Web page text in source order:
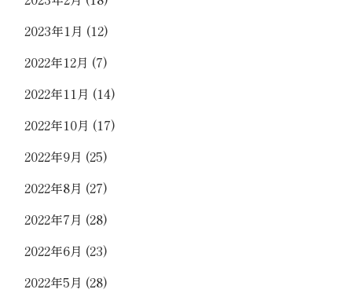
2023年1月 (12)
2022年12月 (7)
2022年11月 (14)
2022年10月 (17)
2022年9月 (25)
2022年8月 (27)
2022年7月 (28)
2022年6月 (23)
2022年5月 (28)